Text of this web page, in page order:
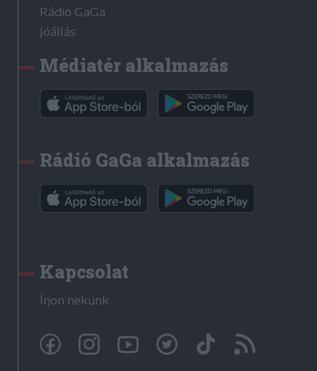
Rádió GaGa
Jóállás
Médiatér alkalmazás
Rádió GaGa alkalmazás
Kapcsolat
Írjon nekünk